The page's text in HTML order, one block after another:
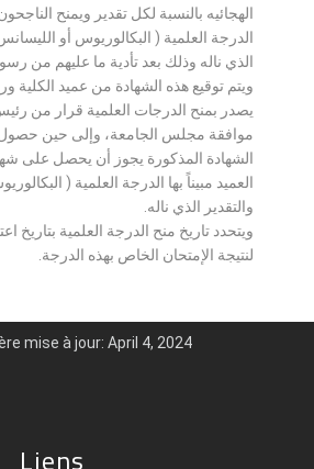
الهجائيه بالنسبة لكل تقدير ويمنح
الدرجة العلمية ( البكالوريوس أو الليسانس
الذي ناله وذلك بعد تأدية ما عليهم من
ويتم توقيع هذه الشهادة من عميد الكلية
يصدر بمنح الدرجات العلمية قرار من
موافقة مجلس الجامعة، وإلى حين
الشهادة المذكورة يجوز أن يحصل على
العميد مبيناً بها الدرجة العلمية (
والتقدير الذي ناله.
ويتحدد تاريخ منح الدرجة العلمية بتاريخ
لنتيجة الإمتحان الخاص بهذه الدرجة.
mise à jour: April 4, 2024